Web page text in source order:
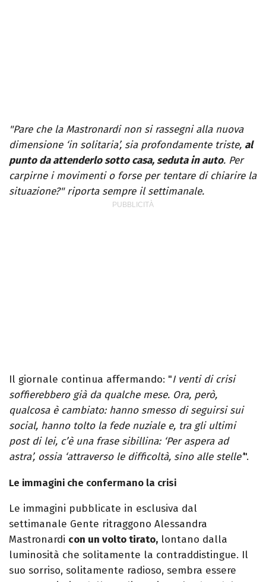
"Pare che la Mastronardi non si rassegni alla nuova
dimensione ‘in solitaria’, sia profondamente triste, al
punto da attenderlo sotto casa, seduta in auto. Per
carpirne i movimenti o forse per tentare di chiarire la
situazione?" riporta sempre il settimanale.
Il giornale continua affermando: "I venti di crisi
soffierebbero già da qualche mese. Ora, però,
qualcosa è cambiato: hanno smesso di seguirsi sui
social, hanno tolto la fede nuziale e, tra gli ultimi
post di lei, c’è una frase sibillina: ‘Per aspera ad
astra’, ossia ‘attraverso le difficoltà, sino alle stelle’".
Le immagini che confermano la crisi
Le immagini pubblicate in esclusiva dal
settimanale Gente ritraggono Alessandra
Mastronardi con un volto tirato, lontano dalla
luminosità che solitamente la contraddistingue. Il
suo sorriso, solitamente radioso, sembra essere